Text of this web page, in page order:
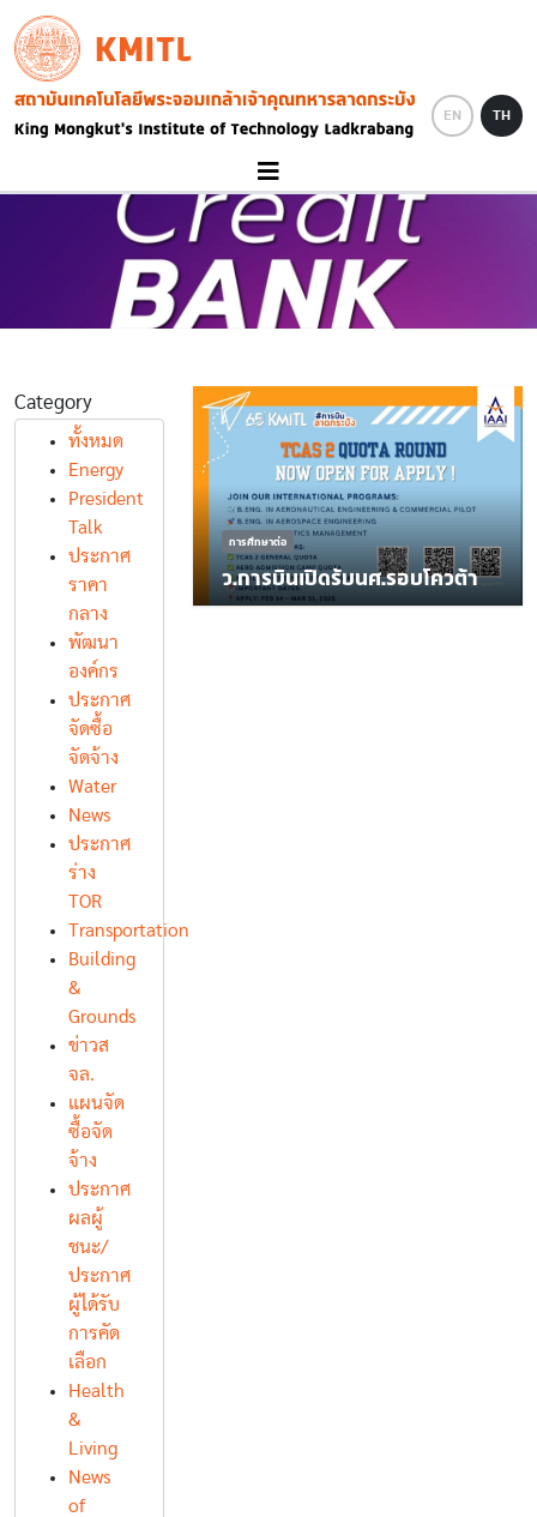
Skip to main content
KMITL
Image
EN TH
Category
ทั้งหมด
Energy
President
Talk
ประกาศ
ราคา
กลาง
พัฒนา
องค์กร
ประกาศ
จัดซื้อ
จัดจ้าง
Water
News
ประกาศ
ร่าง
TOR
Transportation
Building
&
Grounds
ข่าวส
จล.
แผนจัด
ซื้อจัด
จ้าง
ประกาศ
ผลผู้
ชนะ/
ประกาศ
ผู้ได้รับ
การคัด
เลือก
Health
&
Living
News
of
การศึกษาต่อ
ว.การบินเปิดรับนศ.รอบโควต้า